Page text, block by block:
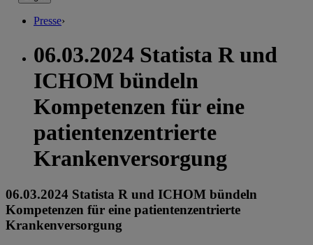
Presse›
06.03.2024 Statista R und
ICHOM bündeln
Kompetenzen für eine
patientenzentrierte
Krankenversorgung
06.03.2024 Statista R und ICHOM bündeln
Kompetenzen für eine patientenzentrierte
Krankenversorgung